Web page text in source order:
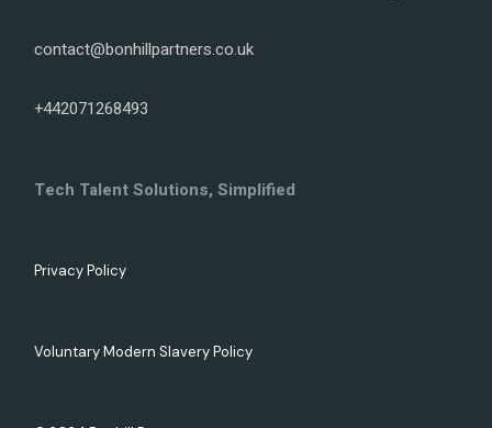
contact@bonhillpartners.co.uk
+442071268493
Tech Talent Solutions, Simplified
Privacy Policy
Voluntary Modern Slavery Policy